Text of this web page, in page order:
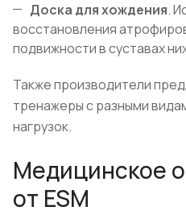
Доска для хождения.
восстановления
подвижности в суставах
Также производители
тренажеры с разными
нагрузок.
Медицинское
от ESM